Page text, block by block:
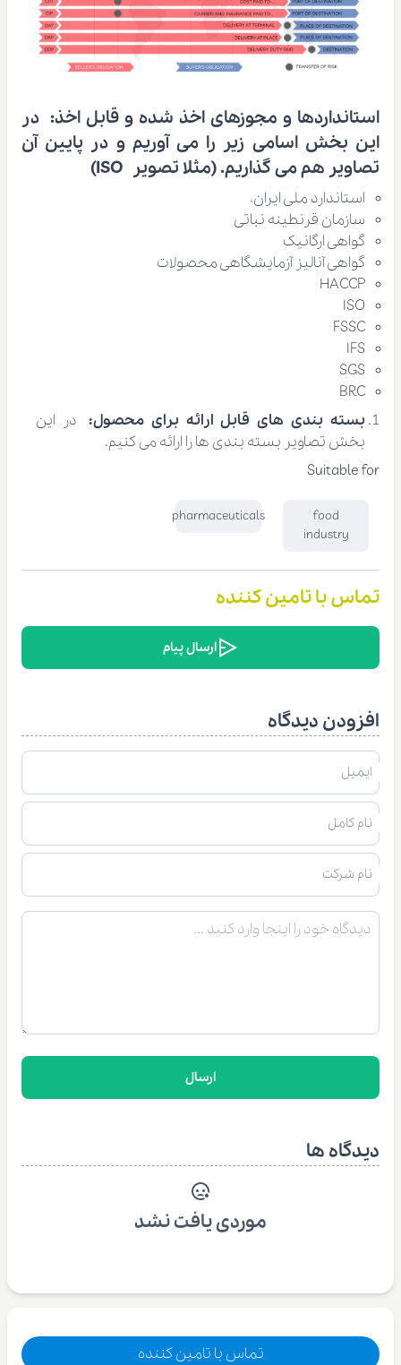
استانداردها و مجوزهای اخذ شده و قابل اخذ: در
این بخش اسامی زیر را می آوریم و در پایین آن
تصاویر هم می گذاریم. (مثلا تصویر ISO)
استاندارد ملی ایران،
سازمان قرنطینه نباتی
گواهی ارگانیک
گواهی آنالیز آزمایشگاهی محصولات
HACCP
ISO
FSSC
IFS
SGS
BRC
بسته بندی های قابل ارائه برای محصول: در این
بخش تصاویر بسته بندی ها را ارائه می کنیم.
Suitable for
food
industry
pharmaceuticals
تماس با تامین کننده
ارسال پیام
افزودن دیدگاه
ایمیل
نام کامل
نام شرکت
ارسال
دیدگاه ها
موردی یافت نشد
تماس با تامین کننده